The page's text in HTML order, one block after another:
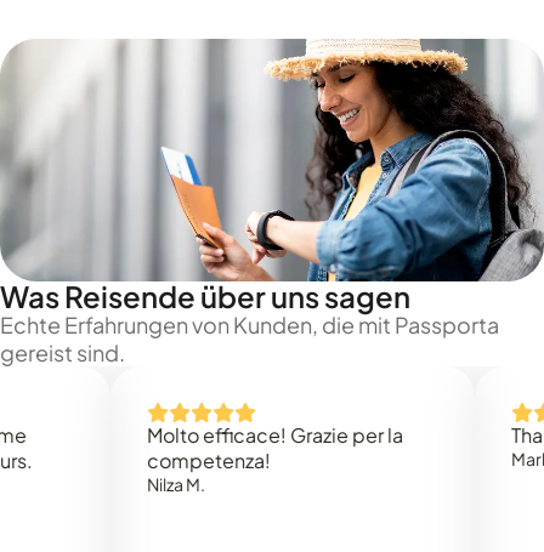
Was Reisende über uns sagen
Echte Erfahrungen von Kunden, die mit Passporta
gereist sind.
Molto efficace! Grazie per la
competenza!
Thank